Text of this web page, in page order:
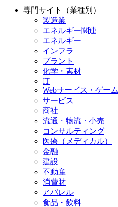
専門サイト（業種別）
製造業
エネルギー関連
エネルギー
インフラ
プラント
化学・素材
IT
Webサービス・ゲーム
サービス
商社
流通・物流・小売
コンサルティング
医療（メディカル）
金融
建設
不動産
消費財
アパレル
食品・飲料